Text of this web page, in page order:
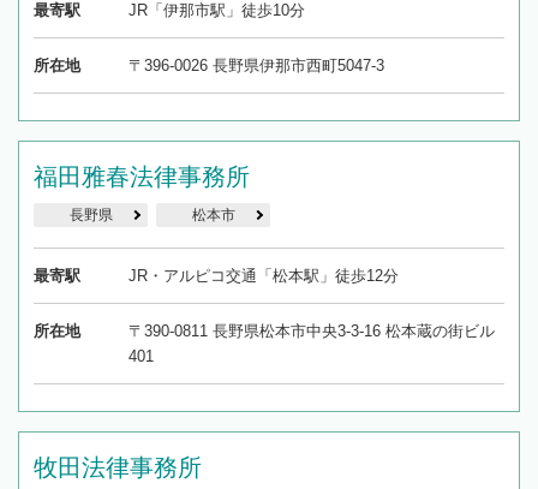
最寄駅 JR「伊那市駅」徒歩10分
所在地 〒396-0026 長野県伊那市西町5047-3
福田雅春法律事務所
長野県 松本市
最寄駅 JR・アルピコ交通「松本駅」徒歩12分
所在地
〒390-0811 長野県松本市中央3-3-16 松本蔵の街ビル
401
牧田法律事務所